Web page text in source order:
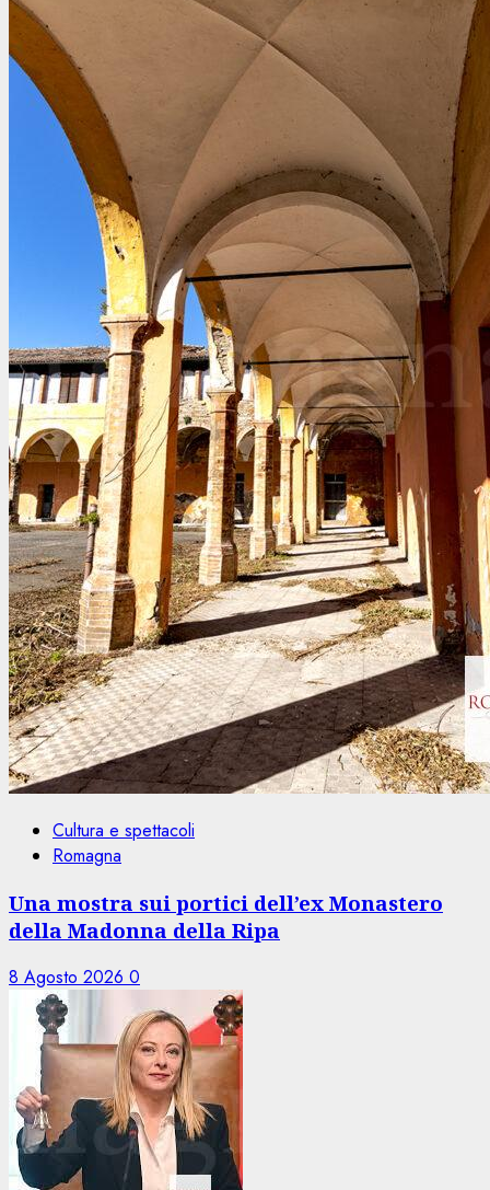
Cultura e spettacoli
Romagna
Una mostra sui portici dell’ex Monastero
della Madonna della Ripa
8 Agosto 2026 0